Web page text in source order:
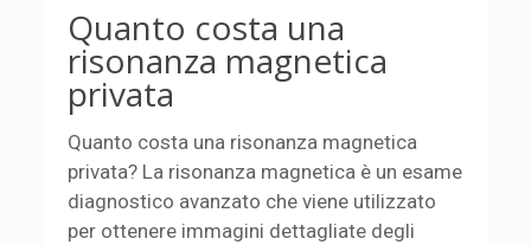
Quanto costa una
risonanza magnetica
privata
Quanto costa una risonanza magnetica
privata? La risonanza magnetica è un esame
diagnostico avanzato che viene utilizzato
per ottenere immagini dettagliate degli